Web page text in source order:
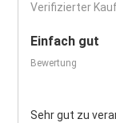
Verifizierter
Einfach gut
Bewertung
Sehr gut zu